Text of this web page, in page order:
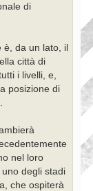
di
è, da un lato, il
città di
i livelli, e,
posizione di
nel loro
degli stadi
che ospiterà